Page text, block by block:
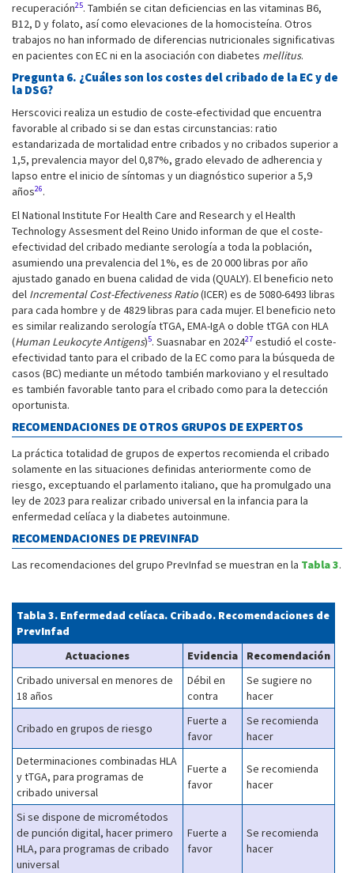
recuperación25. También se citan deficiencias en las vitaminas B6,
B12, D y folato, así como elevaciones de la homocisteína. Otros
trabajos no han informado de diferencias nutricionales significativas
en pacientes con EC ni en la asociación con diabetes mellitus.
Pregunta 6. ¿Cuáles son los costes del cribado de la EC y de
la DSG?
Herscovici realiza un estudio de coste-efectividad que encuentra
favorable al cribado si se dan estas circunstancias: ratio
estandarizada de mortalidad entre cribados y no cribados superior a
1,5, prevalencia mayor del 0,87%, grado elevado de adherencia y
lapso entre el inicio de síntomas y un diagnóstico superior a 5,9
años26.
El National Institute For Health Care and Research y el Health
Technology Assesment del Reino Unido informan de que el coste-
efectividad del cribado mediante serología a toda la población,
asumiendo una prevalencia del 1%, es de 20 000 libras por año
ajustado ganado en buena calidad de vida (QUALY). El beneficio neto
del Incremental Cost-Efectiveness Ratio(ICER) es de 5080-6493 libras
para cada hombre y de 4829 libras para cada mujer. El beneficio neto
es similar realizando serología tTGA, EMA-IgA o doble tTGA con HLA
(Human Leukocyte Antigens)5. Suasnabar en 202427 estudió el coste-
efectividad tanto para el cribado de la EC como para la búsqueda de
casos (BC) mediante un método también markoviano y el resultado
es también favorable tanto para el cribado como para la detección
oportunista.
RECOMENDACIONES DE OTROS GRUPOS DE EXPERTOS
La práctica totalidad de grupos de expertos recomienda el cribado
solamente en las situaciones definidas anteriormente como de
riesgo, exceptuando el parlamento italiano, que ha promulgado una
ley de 2023 para realizar cribado universal en la infancia para la
enfermedad celíaca y la diabetes autoinmune.
RECOMENDACIONES DE PREVINFAD
Las recomendaciones del grupo PrevInfad se muestran en la Tabla 3.
Tabla 3. Enfermedad celíaca. Cribado. Recomendaciones de
PrevInfad
Actuaciones
Evidencia
Recomendación
Cribado universal en menores de
18 años
Débil en
contra
Se sugiere no
hacer
Cribado en grupos de riesgo
Fuerte a
favor
Se recomienda
hacer
Determinaciones combinadas HLA
y tTGA, para programas de
cribado universal
Fuerte a
favor
Se recomienda
hacer
Si se dispone de micrométodos
de punción digital, hacer primero
HLA, para programas de cribado
universal
Fuerte a
favor
Se recomienda
hacer